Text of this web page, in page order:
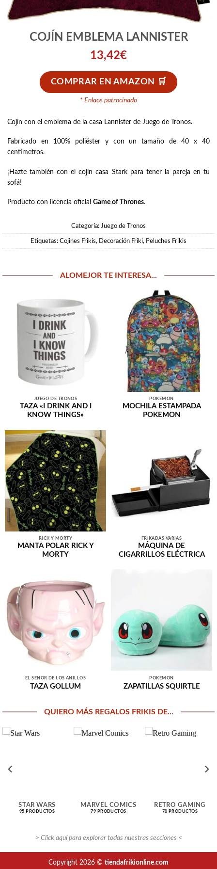
COJÍN EMBLEMA LANNISTER
13,42€
COMPRAR EN AMAZON
* Enlace patrocinado
Cojín con el emblema de la casa Lannister de Juego de Tronos.
Fabricado en 100% poliéster y con un tamaño de 40 x 40
centímetros.
¡Hazte también con elcojín casa Starkpara tener la pareja en tu
sofá!
Producto con licencia oficial Game of Thrones.
Categoría: Juego de Tronos
Etiquetas: Cojines Frikis, Decoración Friki, Peluches Frikis
ALOMEJOR TE INTERESA...
JUEGO DE TRONOS
TAZA «I DRINK AND I
KNOW THINGS»
POKEMON
MOCHILA ESTAMPADA
POKEMON
RICK Y MORTY
MANTA POLAR RICK Y
MORTY
FRIKADAS VARIAS
MÁQUINA DE
CIGARRILLOS ELÉCTRICA
EL SEÑOR DE LOS ANILLOS
TAZA GOLLUM
POKEMON
ZAPATILLAS SQUIRTLE
QUIERO MÁS REGALOS FRIKIS DE...
STAR WARS
95 PRODUCTOS
MARVEL COMICS
79 PRODUCTOS
RETRO GAMING
70 PRODUCTOS
> Click aquí para explorar todas nuestras secciones <
Copyright 2026 © tiendafrikionline.com